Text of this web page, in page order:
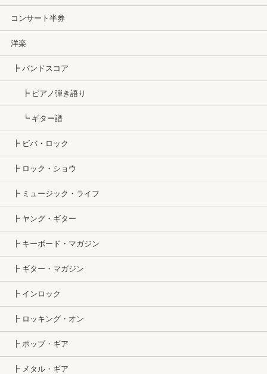
コンサート半券
洋楽
┣ バンドスコア
┣ ピアノ弾き語り
┗ ギター譜
┣ ビバ・ロック
┣ ロック・ショウ
┣ ミュージック・ライフ
┣ ヤング・ギター
┣ キーボード・マガジン
┣ ギター・マガジン
┣ インロック
┣ ロッキング・オン
┣ ポップ・ギア
┣ メタル・ギア